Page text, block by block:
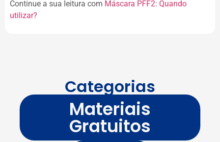
Continue a sua leitura com Máscara PFF2: Quando
utilizar?
Categorias
Materiais
Gratuitos